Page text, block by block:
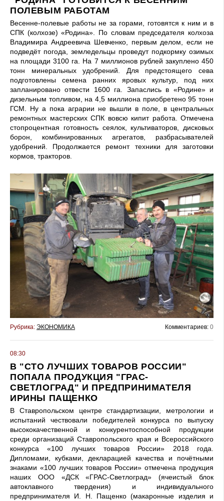
ПОЛЕВЫМ РАБОТАМ
Весенне-полевые работы не за горами, готовятся к ним и в
СПК (колхозе) «Родина». По словам председателя колхоза
Владимира Андреевича Шевченко, первым делом, если не
подведёт погода, земледельцы проведут подкормку озимых
на площади 3100 га. На 7 миллионов рублей закуплено 450
тонн минеральных удобрений. Для предстоящего сева
подготовлены семена ранних яровых культур, под них
запланировано отвести 1600 га. Запаслись в «Родине» и
дизельным топливом, на 4,5 миллиона приобретено 95 тонн
ГСМ. Ну а пока аграрии не вышли в поле, в центральных
ремонтных мастерских СПК вовсю кипит работа. Отмечена
стопроцентная готовность сеялок, культиваторов, дисковых
борон, комбинированных агрегатов, разбрасывателей
удобрений. Продолжается ремонт техники для заготовки
кормов, тракторов.
Рубрика: ЭКОНОМИКА Комментариев: 0
08:30
В "СТО ЛУЧШИХ ТОВАРОВ РОССИИ"
ПОПАЛА ПРОДУКЦИЯ "ГРАС-
СВЕТЛОГРАД" И ПРЕДПРИНИМАТЕЛЯ
ИРИНЫ ПАЩЕНКО
В Ставропольском центре стандартизации, метрологии и
испытаний чествовали победителей конкурса по выпуску
высококачественной и конкурентоспособной продукции
среди организаций Ставропольского края и Всероссийского
конкурса «100 лучших товаров России» 2018 года.
Дипломами, кубками, декларацией качества и почётными
знаками «100 лучших товаров России» отмечена продукция
наших ООО «ДСК «ГРАС-Светлоград» (ячеистый блок
автоклавного твердения) и индивидуального
предпринимателя И. Н. Пащенко (макаронные изделия и